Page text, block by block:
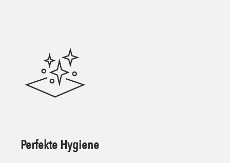
Perfekte Hygiene